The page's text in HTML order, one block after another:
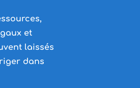
et
laissés
dans